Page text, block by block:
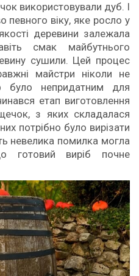
використовували дуб. І
певного віку, яке росло у
деревини залежала
смак майбутнього
сушили. Цей процес
майстри ніколи не
було непридатним для
етап виготовлення
з яких складалася
потрібно було вирізати
невелика помилка могла
готовий виріб почне